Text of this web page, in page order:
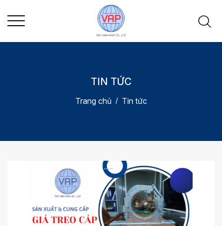
TIN TỨC
Trang chủ Tin tức